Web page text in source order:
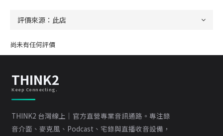
尚未有任何評價
THINK2
Keep Connecting.
THINK2 台灣線上｜官方直營專業音訊通路。專注錄
音介面、麥克風、Podcast、宅錄與直播收音設備，